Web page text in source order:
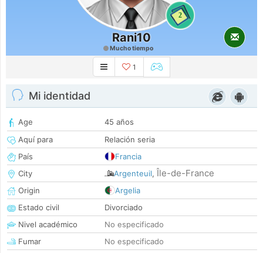
2
Rani10
Mucho tiempo
1
Mi identidad
Age
45 años
Aquí para
Relación seria
País
Francia
City
Argenteuil, Île-de-France
Origin
Argelia
Estado civil
Divorciado
Nivel académico
No especificado
Fumar
No especificado